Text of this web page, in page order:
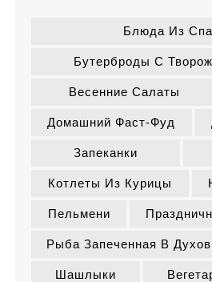
Блюда Из
Бутерброды С
Весенние Салаты
Домашний Фаст-Фуд
Запеканки
Котлеты Из Курицы
Пельмени
Рыба Запеченная В
Шашлыки